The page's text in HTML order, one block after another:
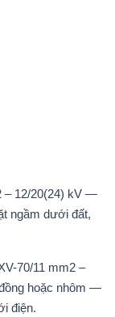
– 12/20(24) kV —
ngầm dưới đất,
70/11 mm2 –
hoặc nhôm —
điện.